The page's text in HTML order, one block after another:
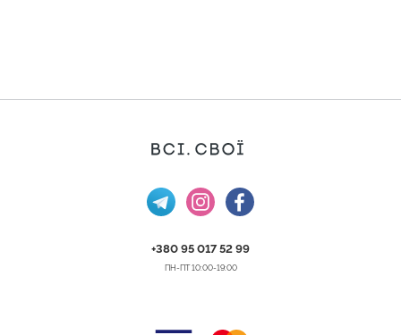
+380 95 017 52 99
ПН-ПТ 10:00-19:00